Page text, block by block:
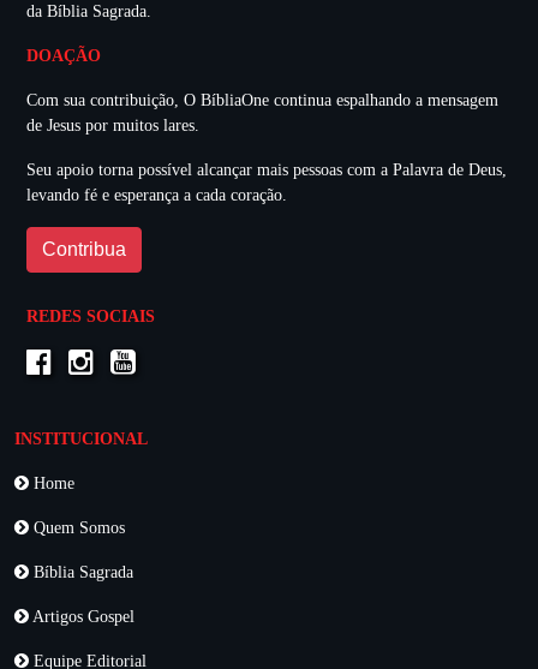
da Bíblia Sagrada.
DOAÇÃO
Com sua contribuição, O BíbliaOne continua espalhando a mensagem
de Jesus por muitos lares.
Seu apoio torna possível alcançar mais pessoas com a Palavra de Deus,
levando fé e esperança a cada coração.
Contribua
REDES SOCIAIS
INSTITUCIONAL
Home
Quem Somos
Bíblia Sagrada
Artigos Gospel
Equipe Editorial